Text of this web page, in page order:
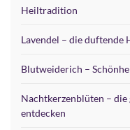
Heiltradition
Lavendel – die duftende
Blutweiderich –
Nachtkerzenblüten –
entdecken